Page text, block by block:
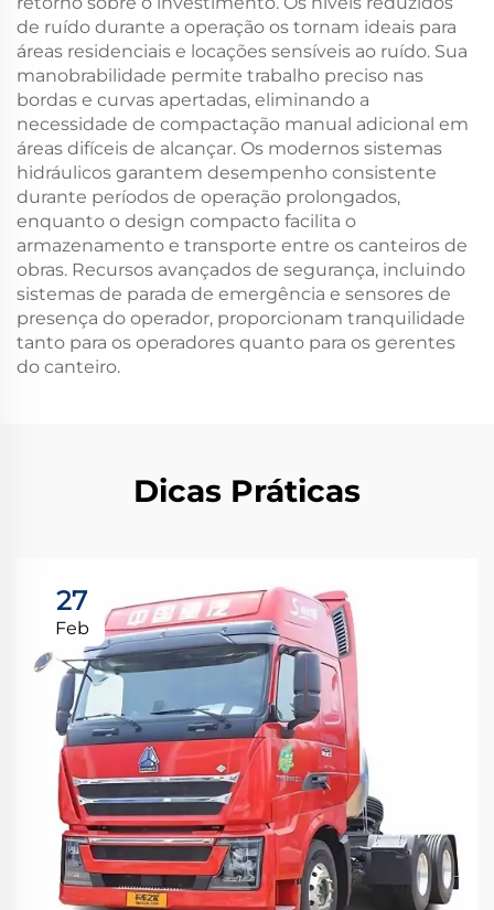
de ruído durante a operação os tornam ideais para
áreas residenciais e locações sensíveis ao ruído. Sua
manobrabilidade permite trabalho preciso nas
bordas e curvas apertadas, eliminando a
necessidade de compactação manual adicional em
áreas difíceis de alcançar. Os modernos sistemas
hidráulicos garantem desempenho consistente
durante períodos de operação prolongados,
enquanto o design compacto facilita o
armazenamento e transporte entre os canteiros de
obras. Recursos avançados de segurança, incluindo
sistemas de parada de emergência e sensores de
presença do operador, proporcionam tranquilidade
tanto para os operadores quanto para os gerentes
do canteiro.
Dicas Práticas
27
Feb